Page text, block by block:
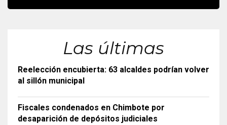
Las últimas
Reelección encubierta: 63 alcaldes podrían volver
al sillón municipal
Fiscales condenados en Chimbote por
desaparición de depósitos judiciales